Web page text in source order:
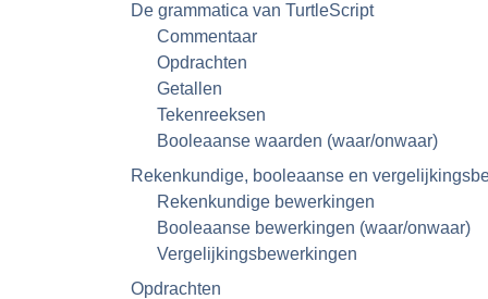
De grammatica van TurtleScript
Commentaar
Opdrachten
Getallen
Tekenreeksen
Booleaanse waarden (waar/onwaar)
Rekenkundige, booleaanse en
Rekenkundige bewerkingen
Booleaanse bewerkingen (waar/onwaar)
Vergelijkingsbewerkingen
Opdrachten